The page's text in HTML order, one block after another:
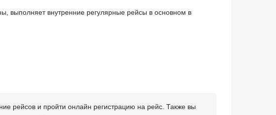
выполняет внутренние регулярные рейсы в основном в
рейсов и пройти онлайн регистрацию на рейс. Также вы